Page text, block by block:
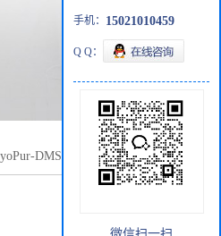
DMSO USP级二甲基
手机： 15021010459
Q Q：